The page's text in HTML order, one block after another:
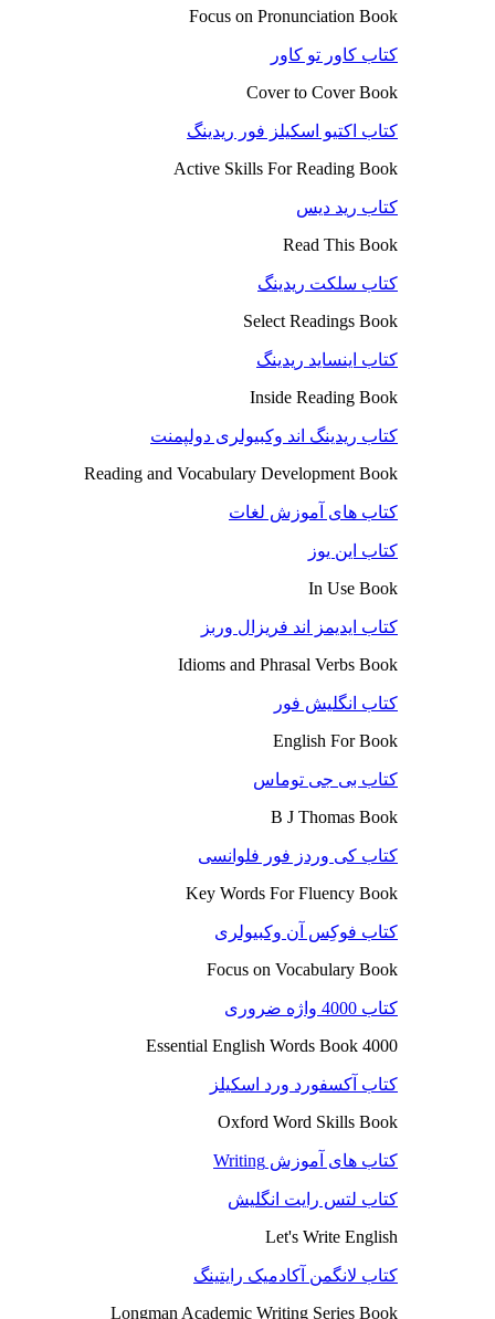
Focus on Pronunciation Book
کتاب کاور تو کاور
Cover to Cover Book
کتاب اکتیو اسکیلز فور ریدینگ
Active Skills For Reading Book
کتاب رید دیس
Read This Book
کتاب سلکت ریدینگ
Select Readings Book
کتاب اینساید ریدینگ
Inside Reading Book
کتاب ریدینگ اند وکبیولری دولپمنت
Reading and Vocabulary Development Book
کتاب های آموزش لغات
کتاب این یوز
In Use Book
کتاب ایدیمز اند فریزال وربز
Idioms and Phrasal Verbs Book
کتاب انگلیش فور
English For Book
کتاب بی جی توماس
B J Thomas Book
کتاب کی وردز فور فلوانسی
Key Words For Fluency Book
کتاب فوکِس آن وکبیولری
Focus on Vocabulary Book
کتاب 4000 واژه ضروری
4000 Essential English Words Book
کتاب آکسفورد ورد اسکیلز
Oxford Word Skills Book
کتاب های آموزش Writing
کتاب لتس رایت انگلیش
Let's Write English
کتاب لانگمن آکادمیک رایتینگ
Longman Academic Writing Series Book